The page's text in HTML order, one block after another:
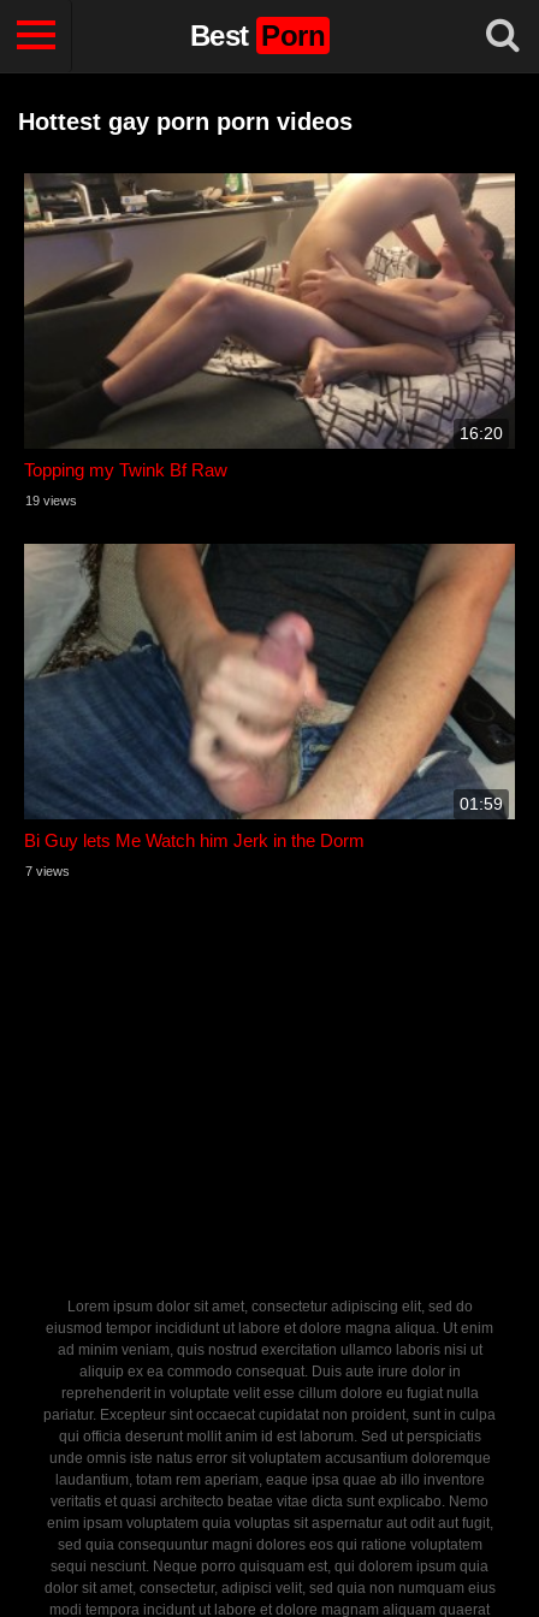
Best Porn
Hottest gay porn porn videos
16:20
Topping my Twink Bf Raw
19 views
01:59
Bi Guy lets Me Watch him Jerk in the Dorm
7 views
Lorem ipsum dolor sit amet, consectetur adipiscing elit, sed do
eiusmod tempor incididunt ut labore et dolore magna aliqua. Ut enim
ad minim veniam, quis nostrud exercitation ullamco laboris nisi ut
aliquip ex ea commodo consequat. Duis aute irure dolor in
reprehenderit in voluptate velit esse cillum dolore eu fugiat nulla
pariatur. Excepteur sint occaecat cupidatat non proident, sunt in culpa
qui officia deserunt mollit anim id est laborum. Sed ut perspiciatis
unde omnis iste natus error sit voluptatem accusantium doloremque
laudantium, totam rem aperiam, eaque ipsa quae ab illo inventore
veritatis et quasi architecto beatae vitae dicta sunt explicabo. Nemo
enim ipsam voluptatem quia voluptas sit aspernatur aut odit aut fugit,
sed quia consequuntur magni dolores eos qui ratione voluptatem
sequi nesciunt. Neque porro quisquam est, qui dolorem ipsum quia
dolor sit amet, consectetur, adipisci velit, sed quia non numquam eius
modi tempora incidunt ut labore et dolore magnam aliquam quaerat